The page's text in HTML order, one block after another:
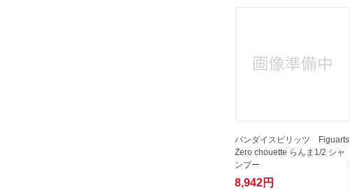
バンダイスピリッツ Figuarts
Zero chouette らんま1/2 シャ
ンプー
8,942円